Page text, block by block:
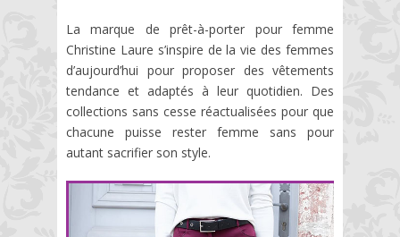
La marque de prêt-à-porter pour femme
Christine Laure s’inspire de la vie des femmes
d’aujourd’hui pour proposer des vêtements
tendance et adaptés à leur quotidien. Des
collections sans cesse réactualisées pour que
chacune puisse rester femme sans pour
autant sacrifier son style.